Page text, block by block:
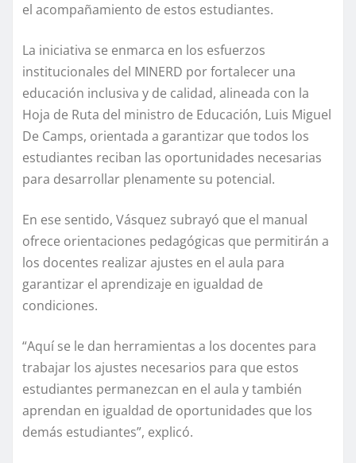
el acompañamiento de estos estudiantes.
La iniciativa se enmarca en los esfuerzos
institucionales del MINERD por fortalecer una
educación inclusiva y de calidad, alineada con la
Hoja de Ruta del ministro de Educación, Luis Miguel
De Camps, orientada a garantizar que todos los
estudiantes reciban las oportunidades necesarias
para desarrollar plenamente su potencial.
En ese sentido, Vásquez subrayó que el manual
ofrece orientaciones pedagógicas que permitirán a
los docentes realizar ajustes en el aula para
garantizar el aprendizaje en igualdad de
condiciones.
“Aquí se le dan herramientas a los docentes para
trabajar los ajustes necesarios para que estos
estudiantes permanezcan en el aula y también
aprendan en igualdad de oportunidades que los
demás estudiantes”, explicó.